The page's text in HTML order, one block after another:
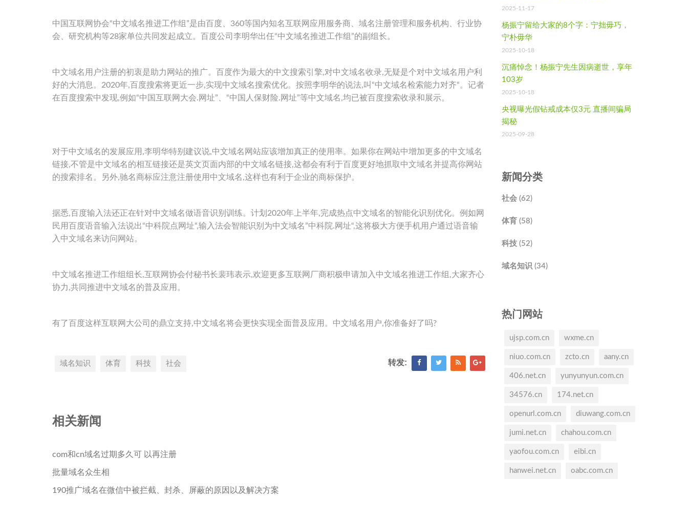
中国互联网协会“中文域名推进工作组”是由百度、360等国内知名互联网应用服务商、域名注册管理和服务机构、行业协
会、研究机构等28家单位共同发起成立。百度公司李明华出任“中文域名推进工作组”的副组长。
中文域名用户注册的初衷是助力网站的推广。百度作为最大的中文搜索引擎,对中文域名收录,无疑是个对中文域名用户利
好的大消息。2020年,百度搜索将更近一步,实现中文域名搜索优化。按照李明华的说法,叫“中文域名检索能力对齐“。记者
在百度搜索中发现,例如“中国互联网大会.网址”、“中国人保财险.网址”等中文域名,均已被百度搜索收录和展示。
对于中文域名的发展应用,李明华特别建议说,中文域名网站应该增加真正的使用率。如果你在网站中增加更多的中文域名
链接,不管是中文域名的相互链接还是英文页面内部的中文域名链接,这都会有利于百度更好地抓取中文域名并提高你网站
的搜索排名。另外,驰名商标应注意注册使用中文域名,这样也有利于企业的商标保护。
据悉,百度输入法还正在针对中文域名做语音识别训练。计划2020年上半年,完成热点中文域名的智能化识别优化。例如网
民用百度语音输入法说出“中科院点网址“,输入法会智能识别为中文域名”中科院.网址“,这将极大方便手机用户通过语音输
入中文域名来访问网站。
中文域名推进工作组组长,互联网协会付秘书长裴玮表示,欢迎更多互联网厂商积极申请加入中文域名推进工作组,大家齐心
协力,共同推进中文域名的普及应用。
有了百度这样互联网大公司的鼎立支持,中文域名将会更快实现全面普及应用。中文域名用户,你准备好了吗?
域名知识 体育 科技 社会 转发:
相关新闻
com和cn域名过期多久可 以再注册
批量域名众生相
190推广域名在微信中被拦截、封杀、屏蔽的原因以及解决方案
2025-11-17
杨振宁留给大家的8个字：宁拙毋巧，
宁朴毋华
2025-10-18
沉痛悼念！杨振宁先生因病逝世，享年
103岁
2025-10-18
央视曝光假钻戒成本仅3元 直播间骗局
揭秘
2025-09-28
新闻分类
社会 (62)
体育 (58)
科技 (52)
域名知识 (34)
热门网站
ujsp.com.cn wxme.cn
niuo.com.cn zcto.cn aany.cn
406.net.cn yunyunyun.com.cn
34576.cn 174.net.cn
openurl.com.cn diuwang.com.cn
jumi.net.cn chahou.com.cn
yaofou.com.cn eibi.cn
hanwei.net.cn oabc.com.cn